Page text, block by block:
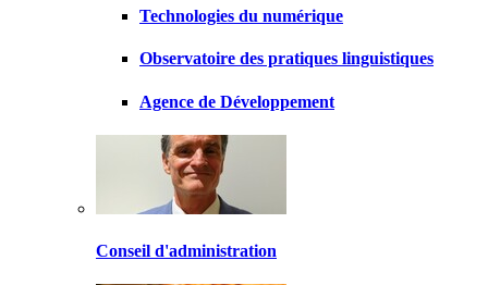
Technologies du numérique
Observatoire des pratiques linguistiques
Agence de Développement
Conseil d'administration